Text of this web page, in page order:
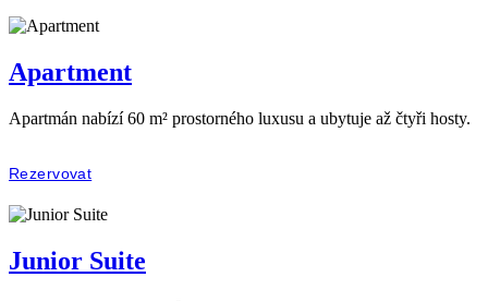
Apartment
Apartmán nabízí 60 m² prostorného luxusu a ubytuje až čtyři hosty.
Rezervovat
Junior Suite